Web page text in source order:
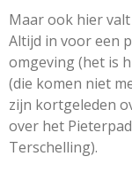
Maar ook hier
Altijd in voor een
omgeving (het is
(die komen niet
zijn kortgeleden
over het
Terschelling).